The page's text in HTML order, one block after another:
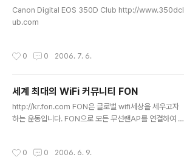
Canon Digital EOS 350D Club http://www.350dcl
ub.com
0 0 2006. 7. 6.
세계 최대의 WiFi 커뮤니티 FON
http://kr.fon.com FON은 글로벌 wifi세상을 세우고자
하는 운동입니다. FON으로 모든 무선랜AP를 연결하여 가
하여 이 운동에 동참합시다. FON은 무선 인터넷을 공유하
0 0 2006. 6. 9.